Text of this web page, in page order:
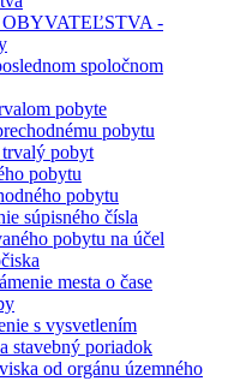
-
spoločnom
pobyte
pobytu
trvalý pobyt
pobytu
pobytu
súpisného čísla
pobytu na účel
mesta o čase
s vysvetlením
stavebný poriadok
od orgánu územného